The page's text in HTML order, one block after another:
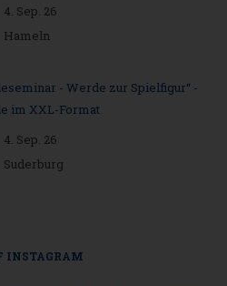
4. Sep. 26
Hameln
- Werde zur Spielfigur“ -
im XXL-Format
4. Sep. 26
Suderburg
INSTAGRAM